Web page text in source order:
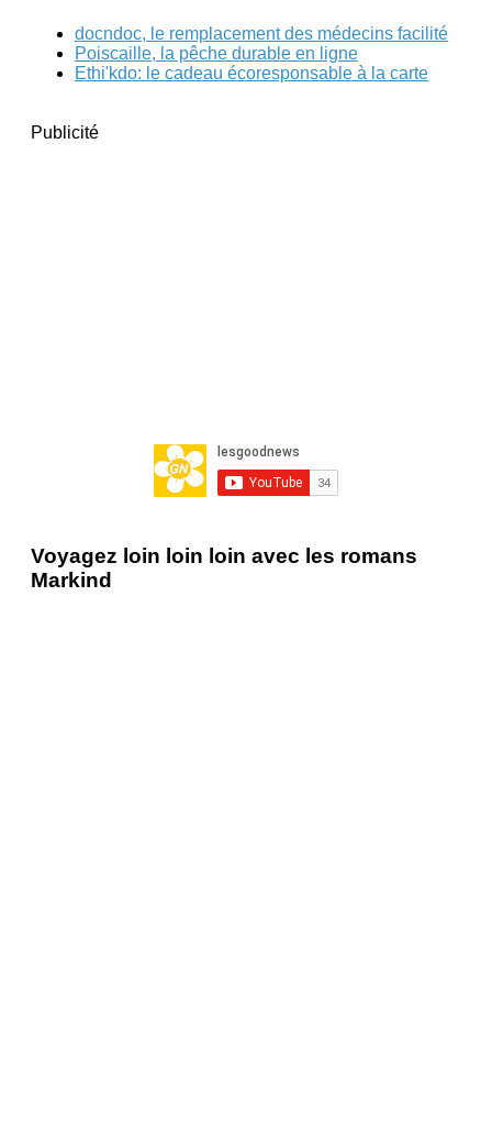
docndoc, le remplacement des médecins facilité
Poiscaille, la pêche durable en ligne
Ethi'kdo: le cadeau écoresponsable à la carte
Publicité
Voyagez loin loin loin avec les romans
Markind